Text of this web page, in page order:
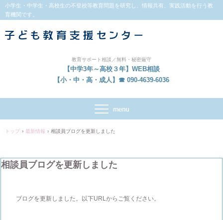
小学生・中学生・高校生の不登校等教育問題を研究し、情報共有、実践活動を行う教
育機関です。
教育サポート相談／無料・秘密厳守
【中学3年～高校３年】WEB相談
【小・中・高・成人】☎ 090-4639-6036
トップ › 最新情報 › 相談員ブログを更新しました
相談員ブログを更新しました
ブログを更新しました。以下URLからご覧ください。